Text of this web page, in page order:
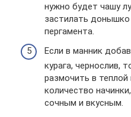
нужно будет чашу
застилать
пергамента.
Если в манник
курага, чернослив,
размочить в
количество
сочным и вкусным.